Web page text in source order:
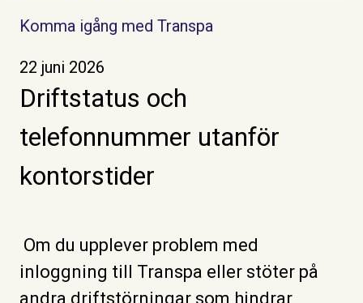
Komma igång med Transpa
22 juni 2026
Driftstatus och
telefonnummer utanför
kontorstider
Om du upplever problem med
inloggning till Transpa eller stöter på
andra driftstörningar som hindrar